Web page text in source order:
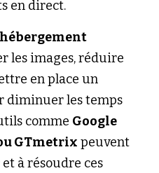
en direct.
les images, réduire
en place un
diminuer les temps
comme Google
GTmetrix peuvent
à résoudre ces